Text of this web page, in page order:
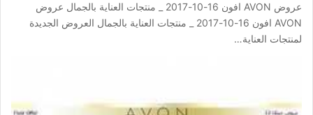
عروض AVON افون 16-10-2017 _ منتجات العناية بالجمال عروض
AVON افون 16-10-2017 _ منتجات العناية بالجمال العروض الجديدة
لمنتجات العناية…